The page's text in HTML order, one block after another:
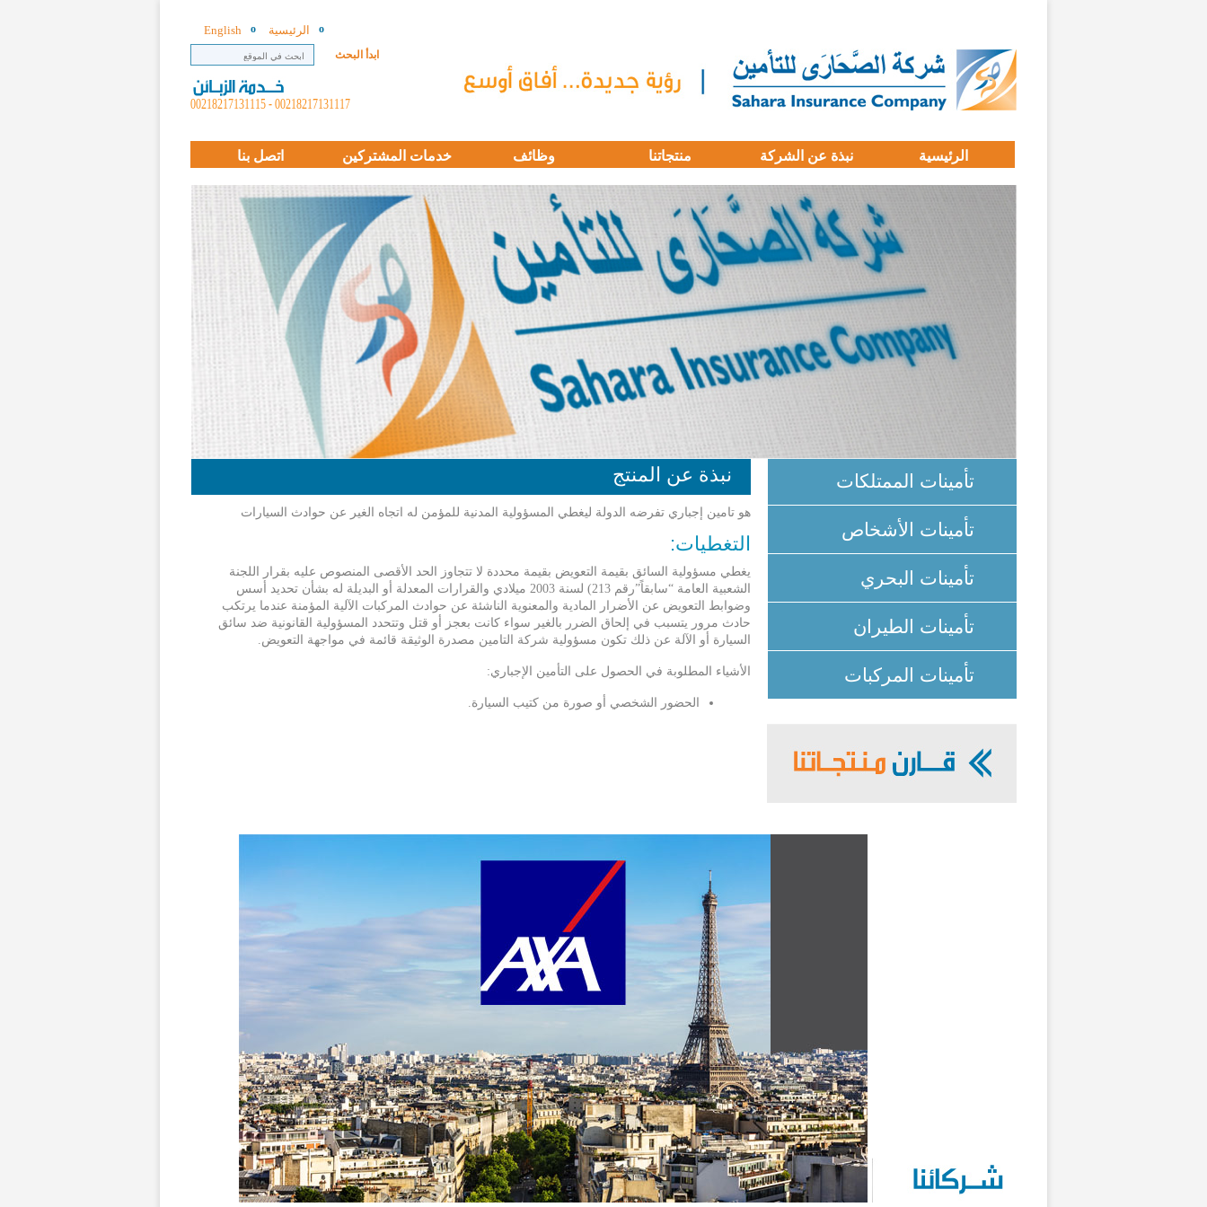
الرئيسية English
ابدأ البحث
00218217131117 - 00218217131115
الرئيسية نبذة عن الشركة منتجاتنا وظائف خدمات المشتركين اتصل بنا
تأمينات الممتلكات
تأمينات الأشخاص
تأمينات البحري
تأمينات الطيران
تأمينات المركبات
نبذة عن المنتج
هو تامين إجباري تفرضه الدولة ليغطي المسؤولية المدنية للمؤمن له اتجاه الغير عن حوادث السيارات
التغطيات:
يغطي مسؤولية السائق بقيمة التعويض بقيمة محددة لا تتجاوز الحد الأقصى المنصوص عليه بقرار اللجنة
الشعبية العامة “سابقاً”رقم 213) لسنة 2003 ميلادي والقرارات المعدلة أو البديلة له بشأن تحديد أسس
وضوابط التعويض عن الأضرار المادية والمعنوية الناشئة عن حوادث المركبات الآلية المؤمنة عندما يرتكب
حادث مرور يتسبب في إلحاق الضرر بالغير سواء كانت بعجز أو قتل وتتحدد المسؤولية القانونية ضد سائق
السيارة أو الآلة عن ذلك تكون مسؤولية شركة التامين مصدرة الوثيقة قائمة في مواجهة التعويض.
الأشياء المطلوبة في الحصول على التأمين الإجباري:
الحضور الشخصي أو صورة من كتيب السيارة.